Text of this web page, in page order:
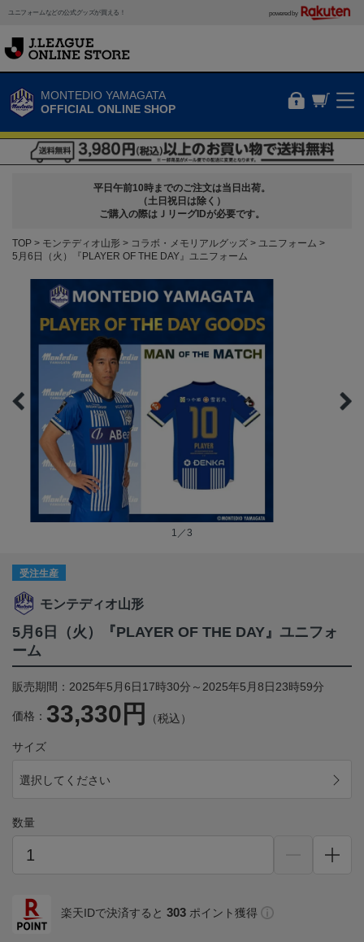
ユニフォームなどの公式グッズが買える！ powered by
MONTEDIO YAMAGATA
OFFICIAL ONLINE SHOP
平日午前10時までのご注文は当日出荷。
（土日祝日は除く）
ご購入の際はＪリーグIDが必要です。
TOP モンテディオ山形 コラボ・メモリアルグッズ
ユニフォーム
5月6日（火）『PLAYER OF THE DAY』ユニフォーム
1／3
受注生産
モンテディオ山形
5月6日（火）『PLAYER OF THE DAY』ユニフォ
ーム
販売期間：2025年5月6日17時30分～2025年5月8日23時59分
価格： 33,330円 （税込）
サイズ
選択してください
数量
楽天IDで決済すると 303 ポイント獲得